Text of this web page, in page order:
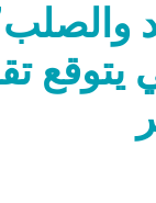
يتوقع